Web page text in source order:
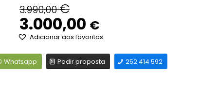
3.990,00€
O
preço
original
era:
3.990,00 €.
3.000,00 €
O
preço
atual
é:
3.000,00 €.
Adicionar aos favoritos
Whatsapp Pedir proposta 252 414 592